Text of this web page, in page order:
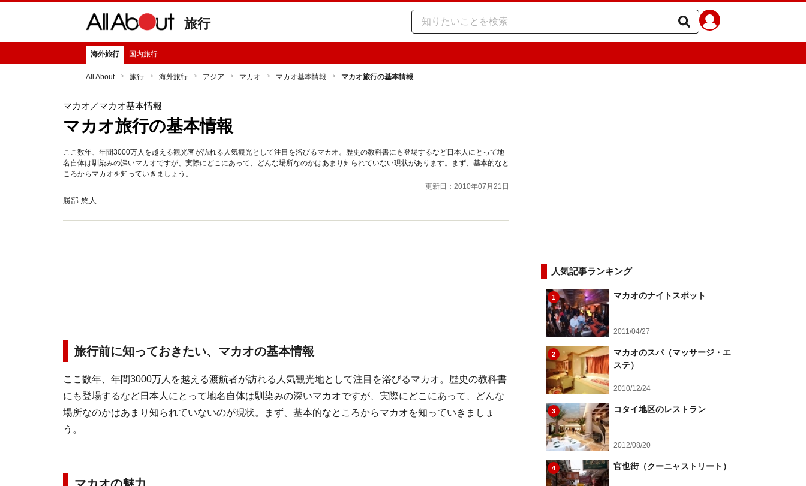
旅行
海外旅行 国内旅行
All About 旅行 海外旅行 アジア マカオ マカオ基本情報 マカオ旅行の基本情報
マカオ ／マカオ基本情報
マカオ旅行の基本情報
ここ数年、年間3000万人を越える観光客が訪れる人気観光として注目を浴びるマカオ。歴史の教科書にも登場するなど日本人にとって地
名自体は馴染みの深いマカオですが、実際にどこにあって、どんな場所なのかはあまり知られていない現状があります。まず、基本的なと
ころからマカオを知っていきましょう。
更新日：2010年07月21日
勝部 悠人
旅行前に知っておきたい、マカオの基本情報
ここ数年、年間3000万人を越える渡航者が訪れる人気観光地として注目を浴びるマカオ。歴史の教科書
にも登場するなど日本人にとって地名自体は馴染みの深いマカオですが、実際にどこにあって、どんな
場所なのかはあまり知られていないのが現状。まず、基本的なところからマカオを知っていきましょ
う。
人気記事ランキング
1 マカオのナイトスポット
2011/04/27
2
マカオのスパ（マッサージ・エ
ステ）
2010/12/24
3 コタイ地区のレストラン
2012/08/20
4 官也街（クーニャストリート）